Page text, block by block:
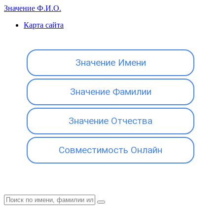
Значение Ф.И.О.
Карта сайта
Значение Имени
Значение Фамилии
Значение Отчества
Совместимость Онлайн